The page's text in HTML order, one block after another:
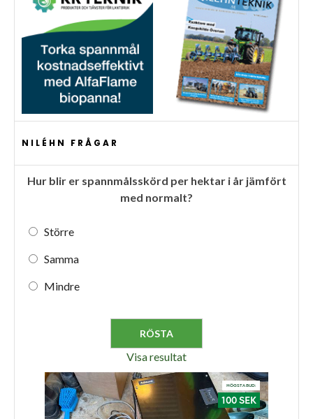
NILÉHN FRÅGAR
Hur blir er spannmålsskörd per hektar i år jämfört
med normalt?
Större
Samma
Mindre
Visa resultat